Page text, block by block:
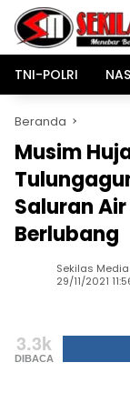
Langsung
konten
TNI-POLRI
Beranda
Musim
Saluran
Berlubang
Sekilas Media
29/11/2021
3.3k
DIBACA